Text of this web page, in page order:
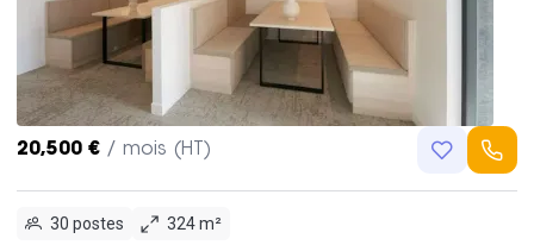
20,500 € / mois (HT)
30 postes
324 m²